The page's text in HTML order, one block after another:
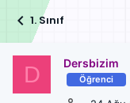
b
y
a
g
ı
ç
1. Sınıf
D Dersbizim
Öğrenci